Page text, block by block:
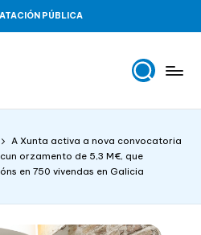
PÚBLICA
A Xunta activa a nova convocatoria
orzamento de 5,3 M€, que
en 750 vivendas en Galicia